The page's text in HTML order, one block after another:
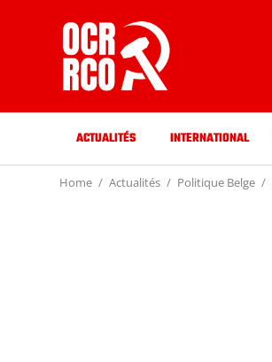
ACTUALITÉS INTERNATIONAL
Home Actualités Politique Belge